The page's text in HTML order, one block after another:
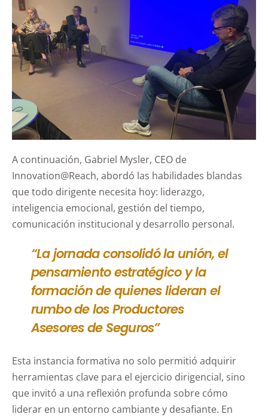
A continuación, Gabriel Mysler, CEO de
Innovation@Reach, abordó las habilidades blandas
que todo dirigente necesita hoy: liderazgo,
inteligencia emocional, gestión del tiempo,
comunicación institucional y desarrollo personal.
“La jornada consolidó la unión, el
pensamiento estratégico y la
formación de quienes lideran el
rumbo de los Productores
Asesores de Seguros”
Esta instancia formativa no solo permitió adquirir
herramientas clave para el ejercicio dirigencial, sino
que invitó a una reflexión profunda sobre cómo
liderar en un entorno cambiante y desafiante. En